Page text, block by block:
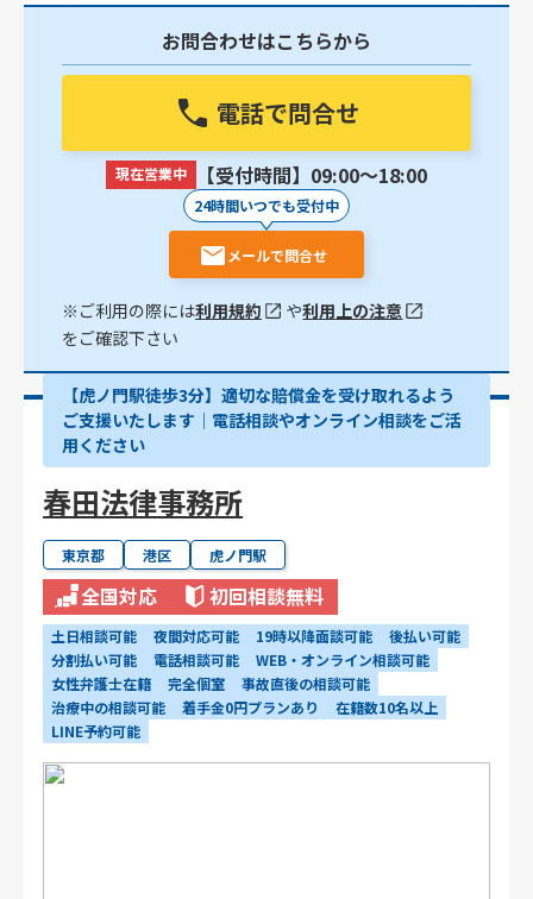
お問合わせはこちらから
電話で問合せ
現在営業中 【受付時間】09:00〜18:00
24時間いつでも受付中
メールで問合せ
※ご利用の際には利用規約 や利用上の注意
をご確認下さい
【虎ノ門駅徒歩3分】適切な賠償金を受け取れるよう
ご支援いたします│電話相談やオンライン相談をご活
用ください
春田法律事務所
東京都 港区 虎ノ門駅
全国対応 初回相談無料
土日相談可能 夜間対応可能 19時以降面談可能
後払い可能
分割払い可能
電話相談可能
WEB・オンライン相談可能
女性弁護士在籍
完全個室
事故直後の相談可能
治療中の相談可能
着手金0円プランあり
在籍数10名以上
LINE予約可能